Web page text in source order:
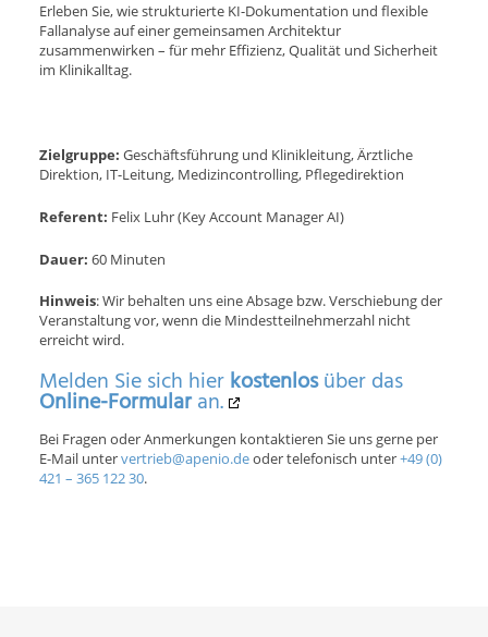
Erleben Sie, wie strukturierte KI-Dokumentation und flexible
Fallanalyse auf einer gemeinsamen Architektur
zusammenwirken – für mehr Effizienz, Qualität und Sicherheit
im Klinikalltag.
Zielgruppe: Geschäftsführung und Klinikleitung, Ärztliche
Direktion, IT-Leitung, Medizincontrolling, Pflegedirektion
Referent: Felix Luhr (Key Account Manager AI)
Dauer: 60 Minuten
Hinweis: Wir behalten uns eine Absage bzw. Verschiebung der
Veranstaltung vor, wenn die Mindestteilnehmerzahl nicht
erreicht wird.
Melden Sie sich hierkostenlosüber das
Online-Formularan.
Bei Fragen oder Anmerkungen kontaktieren Sie uns gerne per
E-Mail untervertrieb@apenio.deoder telefonisch unter+49 (0)
421 – 365 122 30.